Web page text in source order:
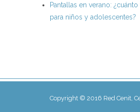
Pantallas en verano:
para niños y adolescentes?
Copyright © 2016 Red Cenit,